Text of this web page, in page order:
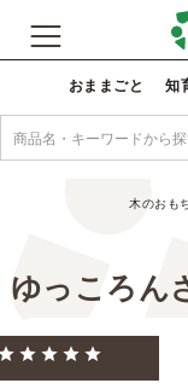
おままごと 知
木のおも
ゆっころん